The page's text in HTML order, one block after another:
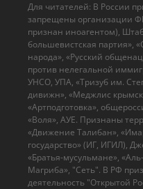
Для читателей: В России
запрещены организации
признан иноагентом),
большевистская партия»,
народа», «Русский
против нелегальной
УНСО, УПА, «Тризуб им.
дивижн», «Меджлис
«Артподготовка»,
«Воля», АУЕ. Признаны
«Движение Талибан»,
государство» (ИГ, ИГИЛ),
«Братья-мусульмане»,
Магриба», "Сеть". В РФ
деятельность "Открытой